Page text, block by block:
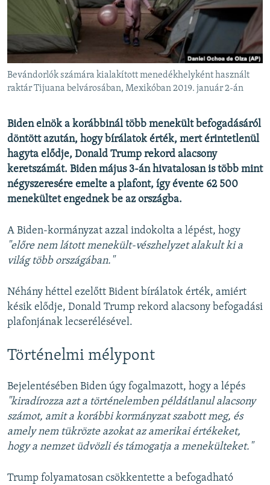
EURÓPAI UNIÓ
KLÍMAVÁLTOZÁS
A MÚLT TANULSÁGAI
Valamennyi RFE/RL weboldal
Bevándorlók számára kialakított menedékhelyként használt
raktár Tijuana belvárosában, Mexikóban 2019. január 2-án
Biden elnök a korábbinál több menekült befogadásáról
döntött azután, hogy bírálatok érték, mert érintetlenül
hagyta elődje, Donald Trump rekord alacsony
keretszámát. Biden május 3-án hivatalosan is több mint
négyszeresére emelte a plafont, így évente 62 500
menekültet engednek be az országba.
A Biden-kormányzat azzal indokolta a lépést, hogy
"előre nem látott menekült-vészhelyzet alakult ki a
világ több országában."
Néhány héttel ezelőtt Bident bírálatok érték, amiért
késik elődje, Donald Trump rekord alacsony befogadási
plafonjának lecserélésével.
Történelmi mélypont
Bejelentésében Biden úgy fogalmazott, hogy a lépés
"kiradírozza azt a történelemben példátlanul alacsony
számot, amit a korábbi kormányzat szabott meg, és
amely nem tükrözte azokat az amerikai értékeket,
hogy a nemzet üdvözli és támogatja a menekülteket."
Trump folyamatosan csökkentette a befogadható